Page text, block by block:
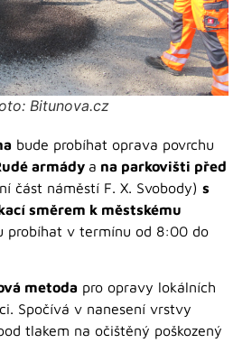
Bitunova.cz
bude probíhat oprava povrchu
armády a na parkovišti před
část náměstí F. X. Svobody) s
směrem k městskému
probíhat v termínu od 8:00 do
metoda pro opravy lokálních
Spočívá v nanesení vrstvy
tlakem na očištěný poškozený